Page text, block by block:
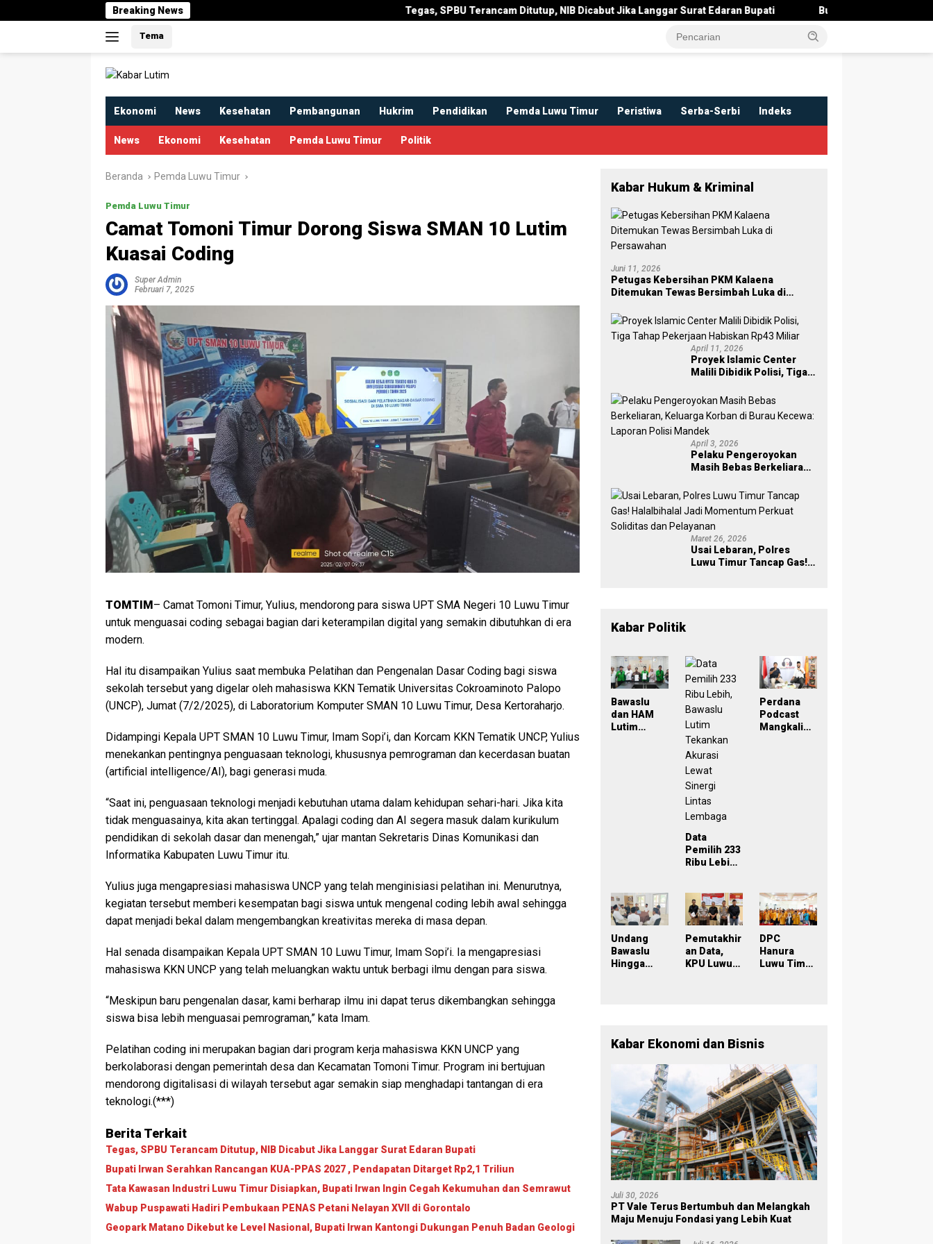
ke
Breaking News Tegas, SPBU Terancam Ditutup, NIB Dicabut Jika Langgar Surat Edaran Bupati Bupati Irwan Serahkan Rancangan
Tema
Ekonomi News Kesehatan Pembangunan Hukrim Pendidikan Pemda Luwu Timur Peristiwa Serba-Serbi Indeks
News Ekonomi Kesehatan Pemda Luwu Timur Politik
Beranda Pemda Luwu Timur
Pemda Luwu Timur
Camat Tomoni Timur Dorong Siswa SMAN 10 Lutim
Kuasai Coding
Super Admin
Februari 7, 2025
TOMTIM– Camat Tomoni Timur, Yulius, mendorong para siswa UPT SMA Negeri 10 Luwu Timur
untuk menguasai coding sebagai bagian dari keterampilan digital yang semakin dibutuhkan di era
modern.
Hal itu disampaikan Yulius saat membuka Pelatihan dan Pengenalan Dasar Coding bagi siswa
sekolah tersebut yang digelar oleh mahasiswa KKN Tematik Universitas Cokroaminoto Palopo
(UNCP), Jumat (7/2/2025), di Laboratorium Komputer SMAN 10 Luwu Timur, Desa Kertoraharjo.
Didampingi Kepala UPT SMAN 10 Luwu Timur, Imam Sopi’i, dan Korcam KKN Tematik UNCP, Yulius
menekankan pentingnya penguasaan teknologi, khususnya pemrograman dan kecerdasan buatan
(artificial intelligence/AI), bagi generasi muda.
“Saat ini, penguasaan teknologi menjadi kebutuhan utama dalam kehidupan sehari-hari. Jika kita
tidak menguasainya, kita akan tertinggal. Apalagi coding dan AI segera masuk dalam kurikulum
pendidikan di sekolah dasar dan menengah,” ujar mantan Sekretaris Dinas Komunikasi dan
Informatika Kabupaten Luwu Timur itu.
Yulius juga mengapresiasi mahasiswa UNCP yang telah menginisiasi pelatihan ini. Menurutnya,
kegiatan tersebut memberi kesempatan bagi siswa untuk mengenal coding lebih awal sehingga
dapat menjadi bekal dalam mengembangkan kreativitas mereka di masa depan.
Hal senada disampaikan Kepala UPT SMAN 10 Luwu Timur, Imam Sopi’i. Ia mengapresiasi
mahasiswa KKN UNCP yang telah meluangkan waktu untuk berbagi ilmu dengan para siswa.
“Meskipun baru pengenalan dasar, kami berharap ilmu ini dapat terus dikembangkan sehingga
siswa bisa lebih menguasai pemrograman,” kata Imam.
Pelatihan coding ini merupakan bagian dari program kerja mahasiswa KKN UNCP yang
berkolaborasi dengan pemerintah desa dan Kecamatan Tomoni Timur. Program ini bertujuan
mendorong digitalisasi di wilayah tersebut agar semakin siap menghadapi tantangan di era
teknologi.(***)
Berita Terkait
Tegas, SPBU Terancam Ditutup, NIB Dicabut Jika Langgar Surat Edaran Bupati
Bupati Irwan Serahkan Rancangan KUA-PPAS 2027 , Pendapatan Ditarget Rp2,1 Triliun
Tata Kawasan Industri Luwu Timur Disiapkan, Bupati Irwan Ingin Cegah Kekumuhan dan Semrawut
Wabup Puspawati Hadiri Pembukaan PENAS Petani Nelayan XVII di Gorontalo
Geopark Matano Dikebut ke Level Nasional, Bupati Irwan Kantongi Dukungan Penuh Badan Geologi
Kabar Hukum & Kriminal
Juni 11, 2026
Petugas Kebersihan PKM Kalaena
Ditemukan Tewas Bersimbah Luka di
April 11, 2026
Proyek Islamic Center
Malili Dibidik Polisi, Tiga
Habiskan Rp43 Miliar
April 3, 2026
Pelaku Pengeroyokan
Masih Bebas Berkeliaran,
Kecewa: Laporan Polisi
Mandek
Maret 26, 2026
Usai Lebaran, Polres
Luwu Timur Tancap Gas!
Kabar Politik
Bawaslu
dan HAM
Lutim
Data
Pemilih 233
Ribu Lebih,
Tekankan
Akurasi
Lewat
Sinergi
Lintas
Lembaga
Perdana
Podcast
Mangkaling
Undang
Bawaslu
Hingga
an
Pemutakhir
an Data,
KPU Luwu
Polisi
DPC
Hanura
Luwu Timur
Tujuan
Tetap
Mensejaht
erakan
Rakyat
Kabar Ekonomi dan Bisnis
Juli 30, 2026
PT Vale Terus Bertumbuh dan Melangkah
Maju Menuju Fondasi yang Lebih Kuat